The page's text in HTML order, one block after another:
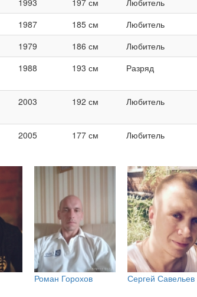
1993 197 см Любитель
1987 185 см Любитель
1979 186 см Любитель
1988 193 см Разряд
2003 192 см Любитель
2005 177 см Любитель
Роман Горохов Сергей Савельев